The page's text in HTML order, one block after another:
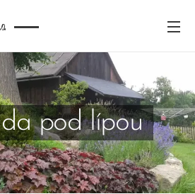
pod lípou